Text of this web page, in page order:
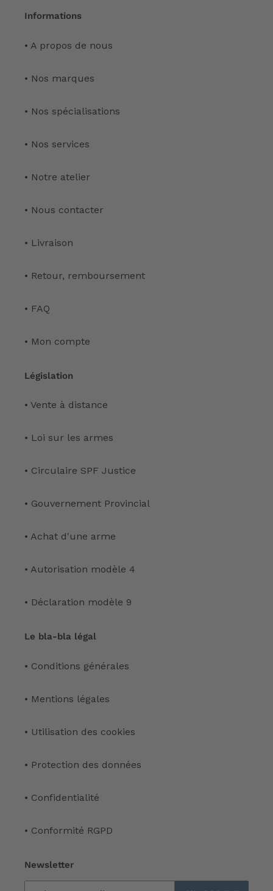
Informations
• A propos de nous
• Nos marques
• Nos spécialisations
• Nos services
• Notre atelier
• Nous contacter
• Livraison
• Retour, remboursement
• FAQ
• Mon compte
Législation
• Vente à distance
• Loi sur les armes
• Circulaire SPF Justice
• Gouvernement Provincial
• Achat d'une arme
• Autorisation modèle 4
• Déclaration modèle 9
Le bla-bla légal
• Conditions générales
• Mentions légales
• Utilisation des cookies
• Protection des données
• Confidentialité
• Conformité RGPD
Newsletter